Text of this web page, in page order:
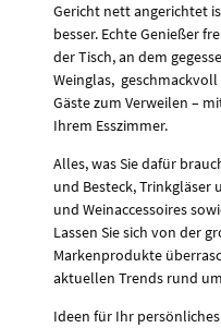
Gericht nett angerichtet
besser. Echte Genießer
der Tisch, an dem
Weinglas,
Gäste zum Verweilen –
Ihrem Esszimmer.
Alles, was Sie dafür
und Besteck, Trinkgläser
und Weinaccessoires
Lassen Sie sich von der
Markenprodukte
aktuellen Trends rund
Ideen für Ihr